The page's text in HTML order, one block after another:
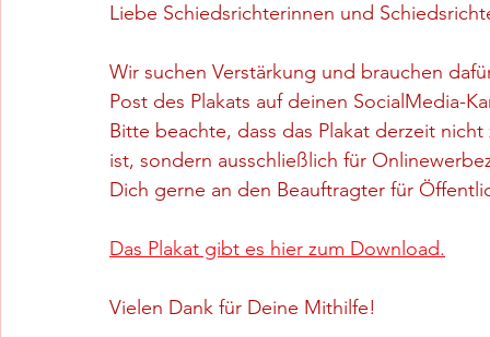
Liebe Schiedsrichterinnen und
Wir suchen Verstärkung und brauchen
Post des Plakats auf deinen SocialMedia-
Bitte beachte, dass das Plakat derzeit
ist, sondern ausschließlich für
Dich gerne an den Beauftragter für
Das Plakat gibt es hier zum Download.
Vielen Dank für Deine Mithilfe!